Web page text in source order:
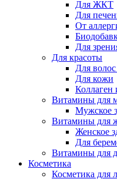
Для ЖКТ
Для
От
Для
Для красоты
Для
Для кожи
Коллаген
Витамины для
Мужское
Витамины для
Женское
Для
Витамины для
Косметика
Косметика для